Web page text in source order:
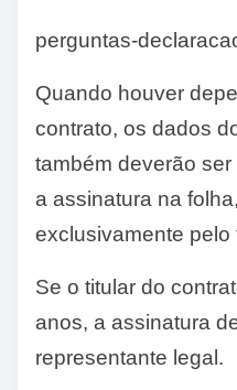
perguntas-
Quando houver
contrato, os dados
também deverão
a assinatura na
exclusivamente pelo
Se o titular do
anos, a assinatura
representante legal.